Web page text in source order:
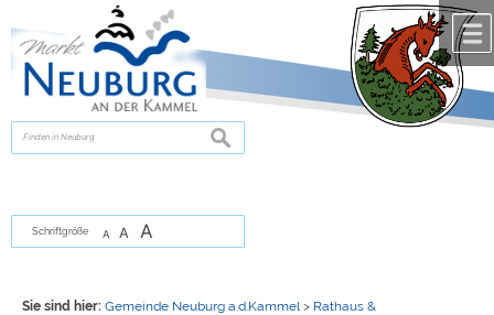
zur Navigationoder
springen.
suchen
Schriftgröße A A A
Sie sind hier: Gemeinde Neuburg a.d.Kammel > Rathaus &